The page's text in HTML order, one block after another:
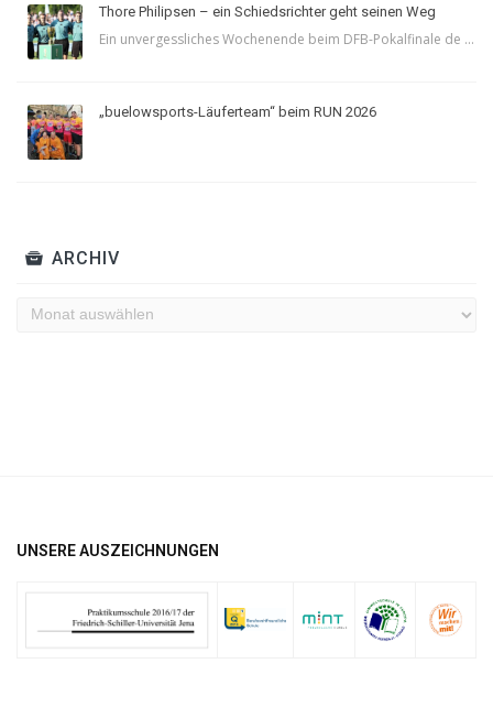
Thore Philipsen – ein Schiedsrichter geht seinen Weg
Ein unvergessliches Wochenende beim DFB-Pokalfinale de ...
„buelowsports-Läuferteam“ beim RUN 2026
ARCHIV
Archiv
UNSERE AUSZEICHNUNGEN